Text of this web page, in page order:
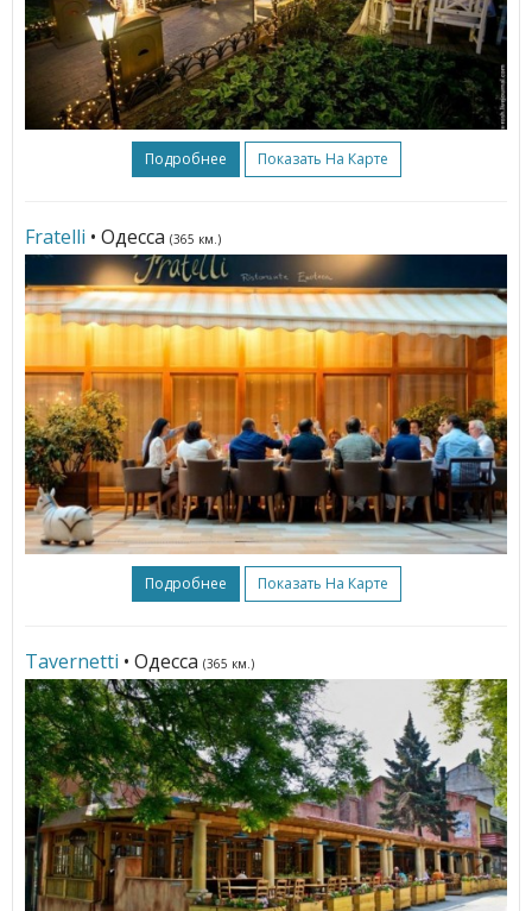
Подробнее Показать На Карте
Fratelli • Одесса (365 км.)
Подробнее Показать На Карте
Tavernetti • Одесса (365 км.)